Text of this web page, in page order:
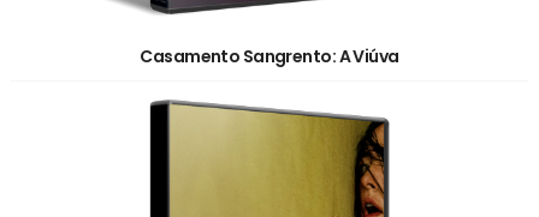
Casamento Sangrento: A Viúva